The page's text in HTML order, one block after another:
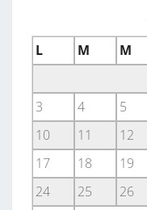
L
M M
3
4 5
10
11 12
17
18 19
24
25 26